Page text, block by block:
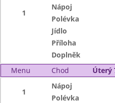
1
Nápoj
Polévka
Jídlo
Příloha
Doplněk
Menu
Chod Úterý
1
Nápoj
Polévka